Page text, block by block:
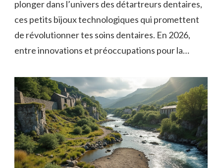
plonger dans l’univers des détartreurs dentaires,
ces petits bijoux technologiques qui promettent
de révolutionner tes soins dentaires. En 2026,
entre innovations et préoccupations pour la…